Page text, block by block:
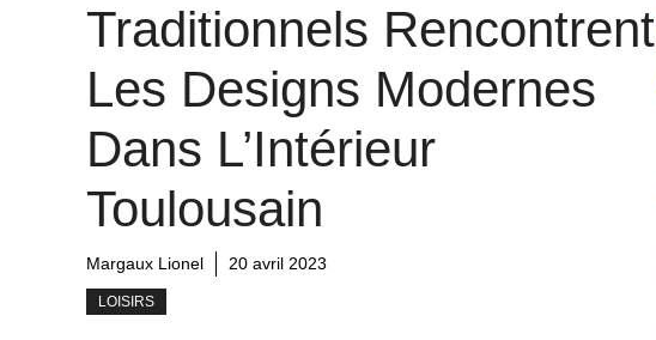
Traditionnels Rencontrent
Les Designs Modernes
Dans L’Intérieur
Toulousain
Margaux Lionel 20 avril 2023
LOISIRS